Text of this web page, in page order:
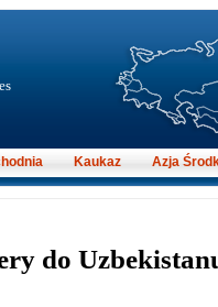
do
Kaukaz Azja